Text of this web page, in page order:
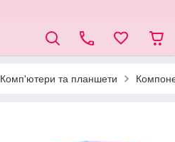
Комп'ютери та планшети